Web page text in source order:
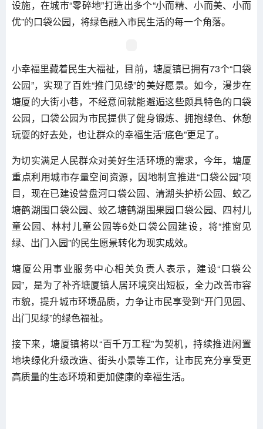
设施，在城市“零碎地”打造出多个“小而精、小而美、小而
优”的口袋公园，将绿色融入市民生活的每一个角落。
小幸福里藏着民生大福祉，目前，塘厦镇已拥有73个“口袋
公园”，实现了百姓“推门见绿”的美好愿景。如今，漫步在
塘厦的大街小巷，不经意间就能邂逅这些颇具特色的口袋
公园，口袋公园为市民提供了健身锻炼、拥抱绿色、休憩
玩耍的好去处，也让群众的幸福生活“底色”更足了。
为切实满足人民群众对美好生活环境的需求，今年，塘厦
重点利用城市存量空间资源，因地制宜推进“口袋公园”项
目，现在已建设营盘河口袋公园、清湖头护桥公园、蛟乙
塘鹤湖围口袋公园、蛟乙塘鹤湖围果园口袋公园、四村儿
童公园、林村儿童公园等6处口袋公园建设，将“推窗见
绿、出门入园”的民生愿景转化为现实成效。
塘厦公用事业服务中心相关负责人表示，建设“口袋公
园”，是为了补齐塘厦镇人居环境突出短板，全力改善市容
市貌，提升城市环境品质，力争让市民享受到“开门见园、
出门见绿”的绿色福祉。
接下来，塘厦镇将以“百千万工程”为契机，持续推进闲置
地块绿化升级改造、街头小景等工作，让市民充分享受更
高质量的生态环境和更加健康的幸福生活。